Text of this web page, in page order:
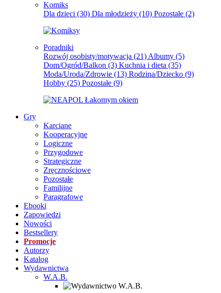
Komiks
Dla dzieci (30) Dla młodzieży (10) Pozostałe (2)
Poradniki
Rozwój osobisty/motywacja (21) Albumy (5)
Dom/Ogród/Balkon (3) Kuchnia i dieta (35)
Moda/Uroda/Zdrowie (13) Rodzina/Dziecko (9)
Hobby (25) Pozostałe (9)
Gry
Karciane
Kooperacyjne
Logiczne
Przygodowe
Strategiczne
Zręcznościowe
Pozostałe
Familijne
Paragrafowe
Ebooki
Zapowiedzi
Nowości
Bestsellery
Promocje
Autorzy
Katalog
Wydawnictwa
W.A.B.